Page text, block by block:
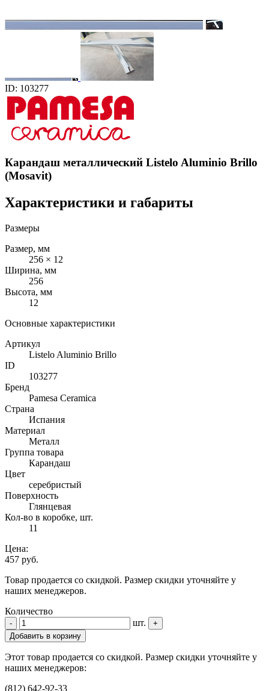
ID: 103277
Карандаш металлический Listelo Aluminio Brillo
(Mosavit)
Характеристики и габариты
Размеры
Размер, мм
256 × 12
Ширина, мм
256
Высота, мм
12
Основные характеристики
Артикул
Listelo Aluminio Brillo
ID
103277
Бренд
Pamesa Ceramica
Страна
Испания
Материал
Металл
Группа товара
Карандаш
Цвет
серебристый
Поверхность
Глянцевая
Кол-во в коробке, шт.
11
Цена:
457 руб.
Товар продается со скидкой. Размер скидки уточняйте у
наших менеджеров.
Количество
- шт.
+
Добавить в корзину
Этот товар продается со скидкой. Размер скидки уточняйте у
наших менеджеров:
(812) 642-92-33